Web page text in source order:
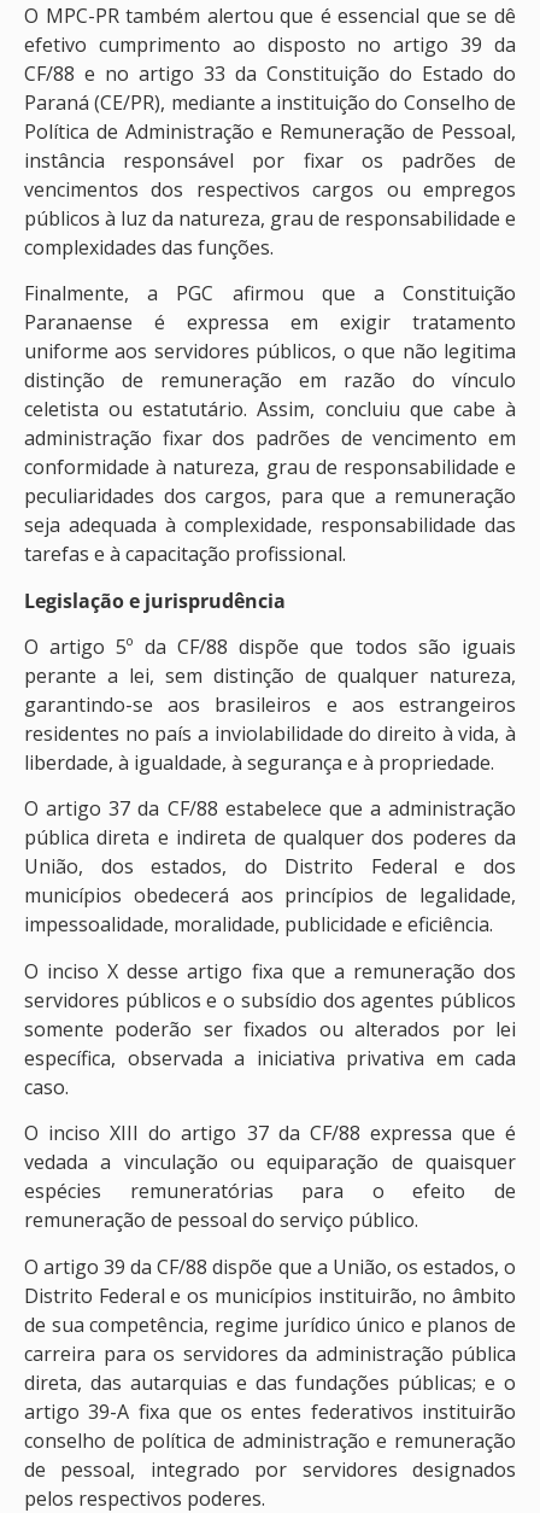
O MPC-PR também alertou que é essencial que se dê
efetivo cumprimento ao disposto no artigo 39 da
CF/88 e no artigo 33 da Constituição do Estado do
Paraná (CE/PR), mediante a instituição do Conselho de
Política de Administração e Remuneração de Pessoal,
instância responsável por fixar os padrões de
vencimentos dos respectivos cargos ou empregos
públicos à luz da natureza, grau de responsabilidade e
complexidades das funções.
Finalmente, a PGC afirmou que a Constituição
Paranaense é expressa em exigir tratamento
uniforme aos servidores públicos, o que não legitima
distinção de remuneração em razão do vínculo
celetista ou estatutário. Assim, concluiu que cabe à
administração fixar dos padrões de vencimento em
conformidade à natureza, grau de responsabilidade e
peculiaridades dos cargos, para que a remuneração
seja adequada à complexidade, responsabilidade das
tarefas e à capacitação profissional.
Legislação e jurisprudência
O artigo 5º da CF/88 dispõe que todos são iguais
perante a lei, sem distinção de qualquer natureza,
garantindo-se aos brasileiros e aos estrangeiros
residentes no país a inviolabilidade do direito à vida, à
liberdade, à igualdade, à segurança e à propriedade.
O artigo 37 da CF/88 estabelece que a administração
pública direta e indireta de qualquer dos poderes da
União, dos estados, do Distrito Federal e dos
municípios obedecerá aos princípios de legalidade,
impessoalidade, moralidade, publicidade e eficiência.
O inciso X desse artigo fixa que a remuneração dos
servidores públicos e o subsídio dos agentes públicos
somente poderão ser fixados ou alterados por lei
específica, observada a iniciativa privativa em cada
caso.
O inciso XIII do artigo 37 da CF/88 expressa que é
vedada a vinculação ou equiparação de quaisquer
espécies remuneratórias para o efeito de
remuneração de pessoal do serviço público.
O artigo 39 da CF/88 dispõe que a União, os estados, o
Distrito Federal e os municípios instituirão, no âmbito
de sua competência, regime jurídico único e planos de
carreira para os servidores da administração pública
direta, das autarquias e das fundações públicas; e o
artigo 39-A fixa que os entes federativos instituirão
conselho de política de administração e remuneração
de pessoal, integrado por servidores designados
pelos respectivos poderes.